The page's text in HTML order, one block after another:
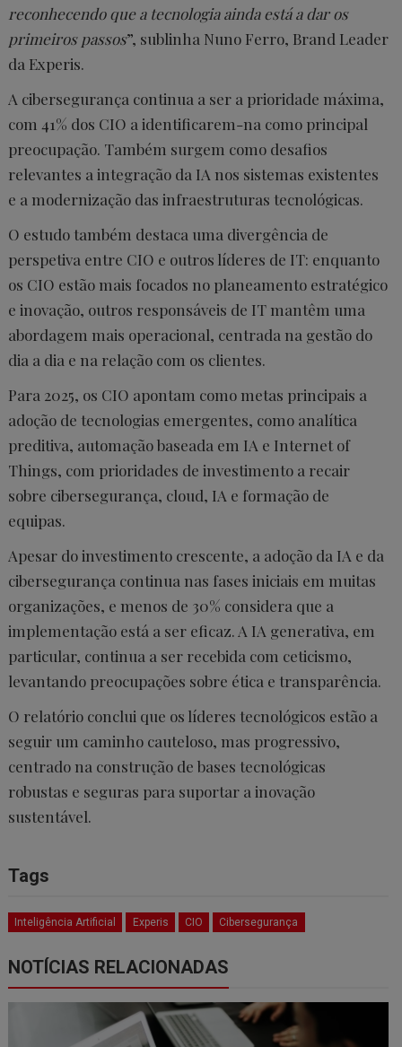
reconhecendo que a tecnologia ainda está a dar os
primeiros passos”, sublinha Nuno Ferro, Brand Leader
da Experis.
A cibersegurança continua a ser a prioridade máxima,
com 41% dos CIO a identificarem-na como principal
preocupação. Também surgem como desafios
relevantes a integração da IA nos sistemas existentes
e a modernização das infraestruturas tecnológicas.
O estudo também destaca uma divergência de
perspetiva entre CIO e outros líderes de IT: enquanto
os CIO estão mais focados no planeamento estratégico
e inovação, outros responsáveis de IT mantêm uma
abordagem mais operacional, centrada na gestão do
dia a dia e na relação com os clientes.
Para 2025, os CIO apontam como metas principais a
adoção de tecnologias emergentes, como analítica
preditiva, automação baseada em IA e Internet of
Things, com prioridades de investimento a recair
sobre cibersegurança, cloud, IA e formação de
equipas.
Apesar do investimento crescente, a adoção da IA e da
cibersegurança continua nas fases iniciais em muitas
organizações, e menos de 30% considera que a
implementação está a ser eficaz. A IA generativa, em
particular, continua a ser recebida com ceticismo,
levantando preocupações sobre ética e transparência.
O relatório conclui que os líderes tecnológicos estão a
seguir um caminho cauteloso, mas progressivo,
centrado na construção de bases tecnológicas
robustas e seguras para suportar a inovação
sustentável.
Tags
Inteligência Artificial Experis CIO Cibersegurança
NOTÍCIAS RELACIONADAS